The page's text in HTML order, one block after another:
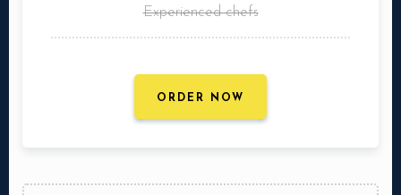
Experienced chefs
ORDER NOW